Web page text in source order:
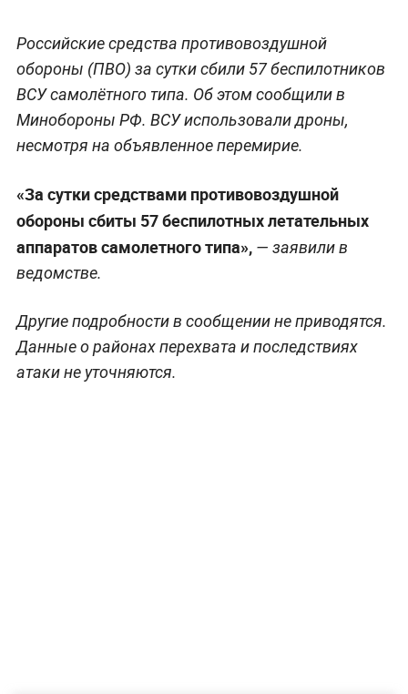
Российские средства противовоздушной
обороны (ПВО) за сутки сбили 57 беспилотников
ВСУ самолётного типа. Об этом сообщили в
Минобороны РФ. ВСУ использовали дроны,
несмотря на объявленное перемирие.
«За сутки средствами противовоздушной
обороны сбиты 57 беспилотных летательных
аппаратов самолетного типа», — заявили в
ведомстве.
Другие подробности в сообщении не приводятся.
Данные о районах перехвата и последствиях
атаки не уточняются.